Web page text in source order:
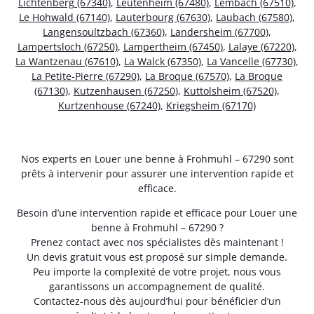
Le Hohwald (67140), Lauterbourg (67630), Laubach (67580),
Langensoultzbach (67360), Landersheim (67700),
Lampertsloch (67250), Lampertheim (67450), Lalaye (67220),
La Wantzenau (67610), La Walck (67350), La Vancelle (67730),
La Petite-Pierre (67290), La Broque (67570), La Broque
(67130), Kutzenhausen (67250), Kuttolsheim (67520),
Kurtzenhouse (67240), Kriegsheim (67170)
Nos experts en Louer une benne à Frohmuhl – 67290 sont
prêts à intervenir pour assurer une intervention rapide et
efficace.
Besoin d’une intervention rapide et efficace pour Louer une
benne à Frohmuhl – 67290 ?
Prenez contact avec nos spécialistes dès maintenant !
Un devis gratuit vous est proposé sur simple demande.
Peu importe la complexité de votre projet, nous vous
garantissons un accompagnement de qualité.
Contactez-nous dès aujourd’hui pour bénéficier d’un